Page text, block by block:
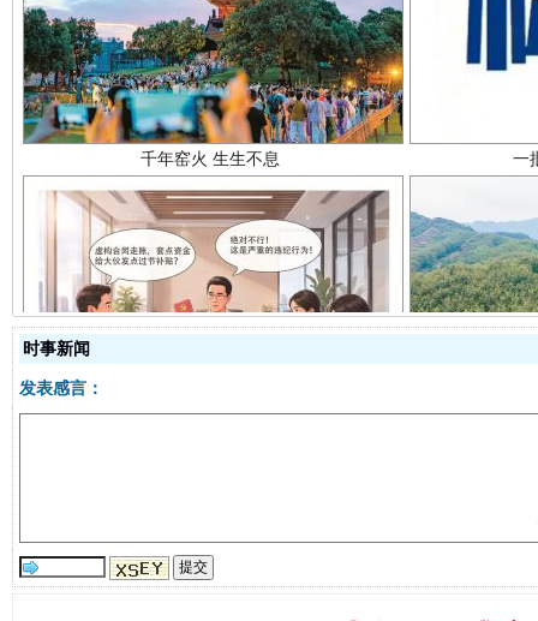
千年窑火 生生不息
揭开“小金库”的免责幌子
时事新闻
发表感言：